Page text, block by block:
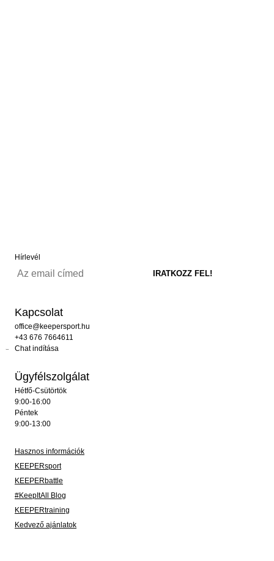
Hírlevél
Kapcsolat
office@keepersport.hu
+43 676 7664611
Chat indítása
Ügyfélszolgálat
Hétfő-Csütörtök
9:00-16:00
Péntek
9:00-13:00
Hasznos információk
KEEPERsport
KEEPERbattle
#KeepItAll Blog
KEEPERtraining
Kedvező ajánlatok